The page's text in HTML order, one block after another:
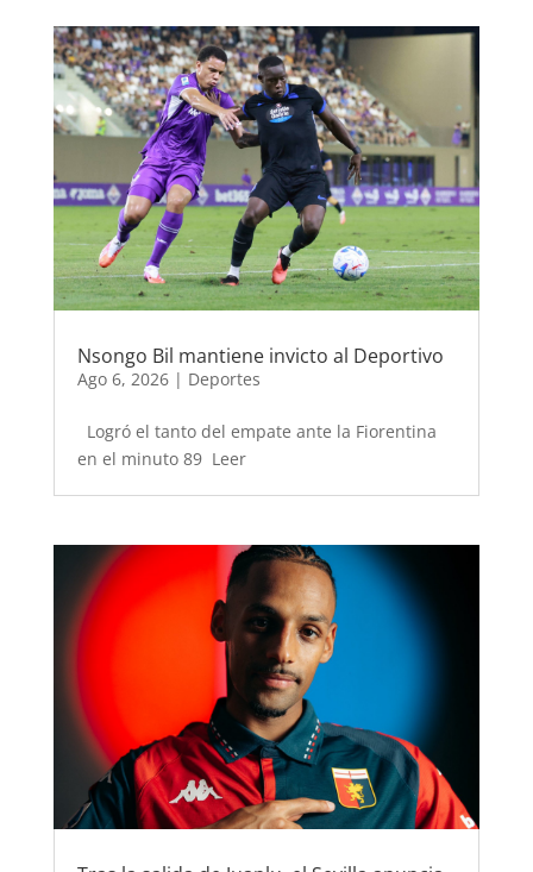
Nsongo Bil mantiene invicto al Deportivo
Ago 6, 2026| Deportes
Logró el tanto del empate ante la Fiorentina
en el minuto 89 Leer